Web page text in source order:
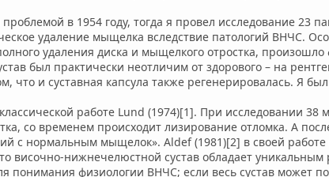
в 1954 году, тогда я провел исследование 23
удаление мыщелка вследствие патологий ВНЧС.
удаления диска и мыщелкого отростка,
был практически неотличим от здорового – на
что и суставная капсула также регенерировалась. Я
работе Lund (1974)[1]. При исследовании 38
со временем происходит лизирование отломка. А
с нормальным мыщелок». Aldef (1981)[2] в своей
височно-нижнечелюстной сустав обладает
понимания физиологии ВНЧС; если весь сустав может